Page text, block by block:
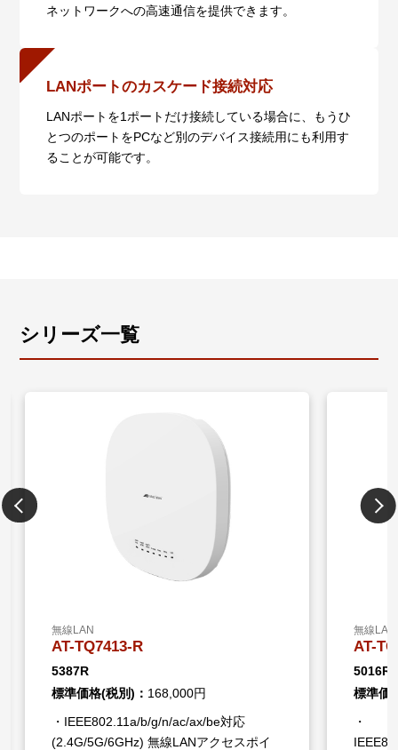
ネットワークへの高速通信を提供できます。
LANポートのカスケード接続対応
LANポートを1ポートだけ接続している場合に、もうひ
とつのポートをPCなど別のデバイス接続用にも利用す
ることが可能です。
シリーズ一覧
無線LAN
AT-TQ7413-R
5387R
標準価格(税別)： 168,000円
・IEEE802.11a/b/g/n/ac/ax/be対応
(2.4G/5G/6GHz) 無線LANアクセスポイ
無線LAN
AT-
5016R
標準価
・